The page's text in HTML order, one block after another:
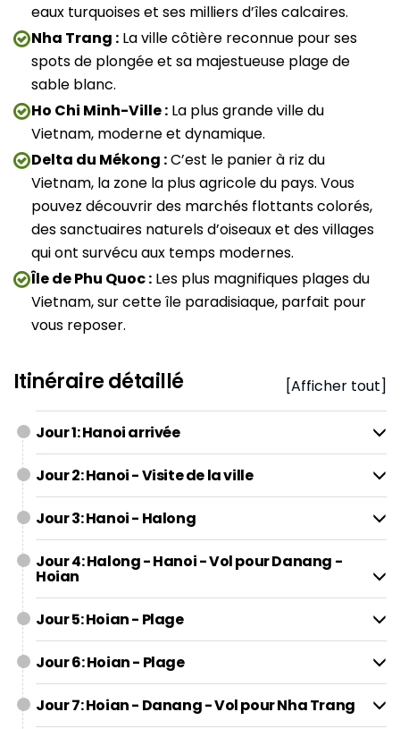
eaux turquoises et ses milliers d’îles calcaires.
Nha Trang : La ville côtière reconnue pour ses
spots de plongée et sa majestueuse plage de
sable blanc.
Ho Chi Minh-Ville : La plus grande ville du
Vietnam, moderne et dynamique.
Delta du Mékong :C’est le panier à riz du
Vietnam, la zone la plus agricole du pays. Vous
pouvez découvrir des marchés flottants colorés,
des sanctuaires naturels d’oiseaux et des villages
qui ont survécu aux temps modernes.
Île de Phu Quoc : Les plus magnifiques plages du
Vietnam, sur cette île paradisiaque, parfait pour
vous reposer.
Itinéraire détaillé [Afficher tout]
Jour 1: Hanoi arrivée
Jour 2: Hanoi - Visite de la ville
Jour 3: Hanoi - Halong
Jour 4: Halong - Hanoi - Vol pour Danang -
Hoian
Jour 5: Hoian - Plage
Jour 6: Hoian - Plage
Jour 7: Hoian - Danang - Vol pour Nha Trang